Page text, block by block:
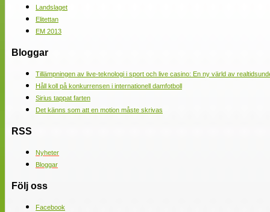
Landslaget
Elitettan
EM 2013
Bloggar
Tillämpningen av live-teknologi i sport och live casino: En ny värld av
Håll koll på konkurrensen i internationell damfotboll
Sirius tappat farten
Det känns som att en motion måste skrivas
RSS
Nyheter
Bloggar
Följ oss
Facebook